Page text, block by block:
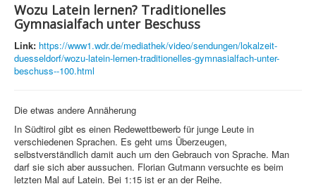
Wozu Latein lernen? Traditionelles
Gymnasialfach unter Beschuss
Link: https://www1.wdr.de/mediathek/video/sendungen/lokalzeit-
duesseldorf/wozu-latein-lernen-traditionelles-gymnasialfach-unter-
beschuss--100.html
Die etwas andere Annäherung
In Südtirol gibt es einen Redewettbewerb für junge Leute in
verschiedenen Sprachen. Es geht ums Überzeugen,
selbstverständlich damit auch um den Gebrauch von Sprache. Man
darf sie sich aber aussuchen. Florian Gutmann versuchte es beim
letzten Mal auf Latein. Bei 1:15 ist er an der Reihe.